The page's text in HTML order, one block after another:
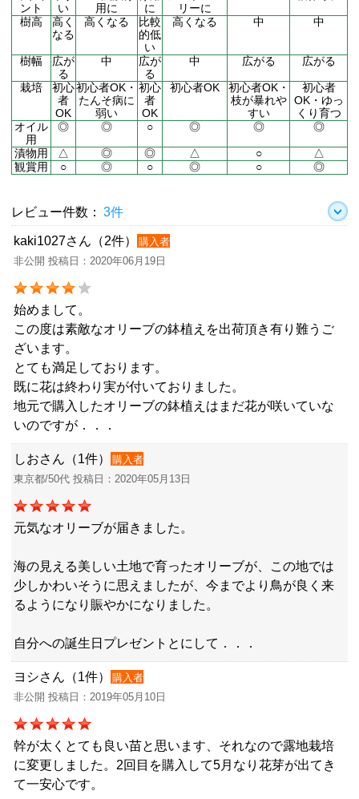
ント
い
用に
に
リーに
樹高
高く
なる
高くなる
比較
的低
い
高くなる 中 中
樹幅
広が
る
中
広が
る
中 広がる 広がる
栽培
初心
者
OK
初心者OK・
たんそ病に
弱い
初心
者
OK
初心者OK
初心者OK・
枝が暴れや
すい
初心者
OK・ゆっ
くり育つ
オイル
用
◎ ◎ ○ ◎ ◎ ◎
漬物用 △ ◎ ◎ △ ○
△
観賞用
○ ◎ ○ ◎ ○ ◎
レビュー件数： 3件
kaki1027さん（2件）
購入者
非公開 投稿日：2020年06月19日
始めまして。
この度は素敵なオリーブの鉢植えを出荷頂き有り難うご
ざいます。
とても満足しております。
既に花は終わり実が付いておりました。
地元で購入したオリーブの鉢植えはまだ花が咲いていな
いのですが．．．
しおさん（1件）
購入者
東京都/50代 投稿日：2020年05月13日
元気なオリーブが届きました。
海の見える美しい土地で育ったオリーブが、この地では
少しかわいそうに思えましたが、今までより鳥が良く来
るようになり賑やかになりました。
自分への誕生日プレゼントとにして．．．
ヨシさん（1件）
購入者
非公開 投稿日：2019年05月10日
幹が太くとても良い苗と思います、それなので露地栽培
に変更しました。2回目を購入して5月なり花芽が出てき
て一安心です。